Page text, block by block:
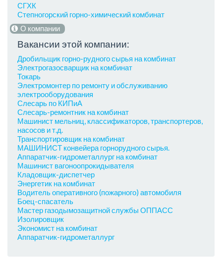
СГХК
Степногорский горно-химический комбинат
О компании
Вакансии этой компании:
Дробильщик горно-рудного сырья на комбинат
Электрогазосварщик на комбинат
Токарь
Электромонтер по ремонту и обслуживанию
электрооборудования
Слесарь по КИПиА
Слесарь-ремонтник на комбинат
Машинист мельниц, классификаторов, транспортеров,
насосов и т.д.
Транспортировщик на комбинат
МАШИНИСТ конвейера горнорудного сырья.
Аппаратчик-гидрометаллург на комбинат
Машинист вагоноопрокидывателя
Кладовщик-диспетчер
Энергетик на комбинат
Водитель оперативного (пожарного) автомобиля
Боец-спасатель
Мастер газодымозащитной службы ОППАСС
Изолировщик
Экономист на комбинат
Аппаратчик-гидрометаллург